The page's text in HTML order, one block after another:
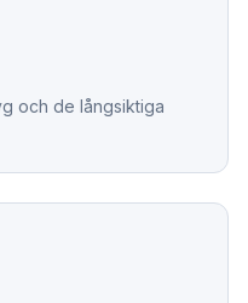
och de långsiktiga